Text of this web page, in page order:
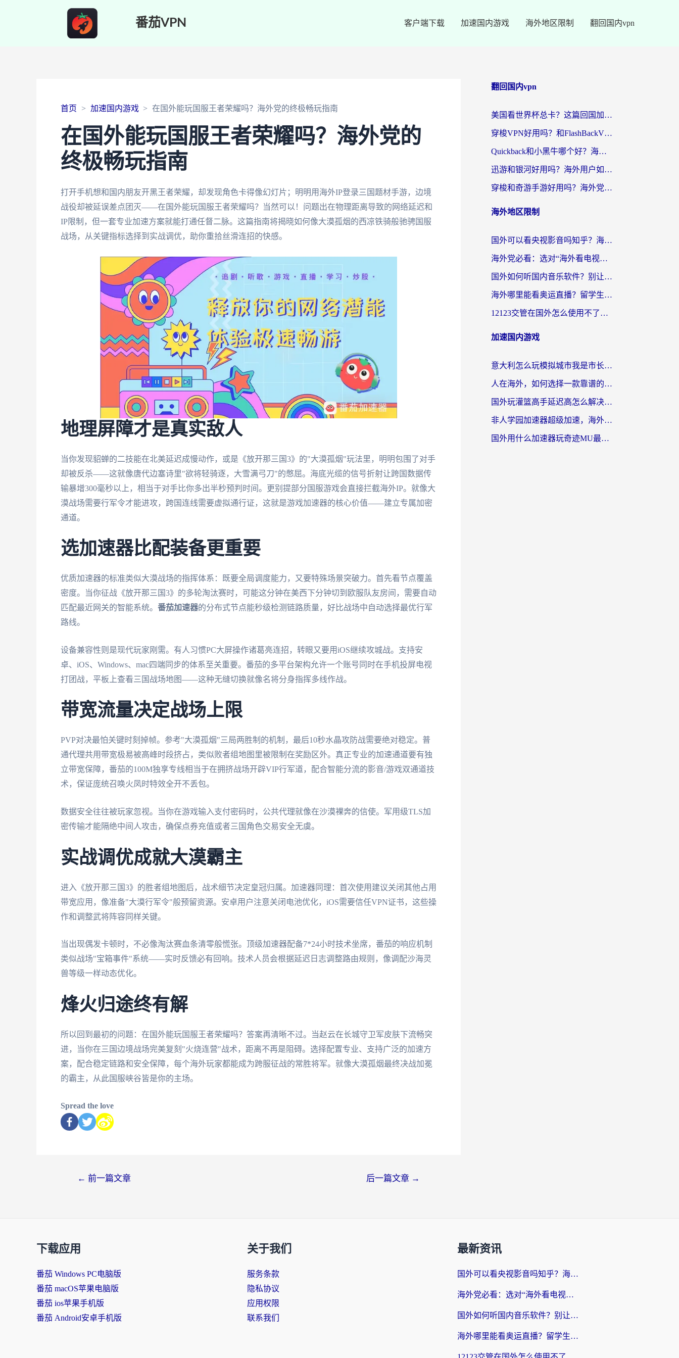
番茄VPN 客户端下载 加速国内游戏 海外地区限制 翻回国内vpn
首页 加速国内游戏 在国外能玩国服王者荣耀吗？海外党的终极畅玩指南
在国外能玩国服王者荣耀吗？海外党的
终极畅玩指南
打开手机想和国内朋友开黑王者荣耀，却发现角色卡得像幻灯片；明明用海外IP登录三国题材手游，边境
战役却被延误差点团灭——在国外能玩国服王者荣耀吗？当然可以！问题出在物理距离导致的网络延迟和
IP限制，但一套专业加速方案就能打通任督二脉。这篇指南将揭晓如何像大漠孤烟的西凉铁骑般驰骋国服
战场，从关键指标选择到实战调优，助你重拾丝滑连招的快感。
地理屏障才是真实敌人
当你发现貂蝉的二技能在北美延迟成慢动作，或是《放开那三国3》的"大漠孤烟"玩法里，明明包围了对手
却被反杀——这就像唐代边塞诗里"欲将轻骑逐，大雪满弓刀"的憋屈。海底光缆的信号折射让跨国数据传
输暴增300毫秒以上，相当于对手比你多出半秒预判时间。更别提部分国服游戏会直接拦截海外IP。就像大
漠战场需要行军令才能进攻，跨国连线需要虚拟通行证，这就是游戏加速器的核心价值——建立专属加密
通道。
选加速器比配装备更重要
优质加速器的标准类似大漠战场的指挥体系：既要全局调度能力，又要特殊场景突破力。首先看节点覆盖
密度。当你征战《放开那三国3》的多轮淘汰赛时，可能这分钟在美西下分钟切到欧服队友房间，需要自动
匹配最近网关的智能系统。 番茄加速器的分布式节点能秒级检测链路质量，好比战场中自动选择最优行军
路线。
设备兼容性则是现代玩家刚需。有人习惯PC大屏操作诸葛亮连招，转眼又要用iOS继续攻城战。支持安
卓、iOS、Windows、mac四端同步的体系至关重要。番茄的多平台架构允许一个账号同时在手机投屏电视
打团战，平板上查看三国战场地图——这种无缝切换就像名将分身指挥多线作战。
带宽流量决定战场上限
PVP对决最怕关键时刻掉帧。参考"大漠孤烟"三局两胜制的机制，最后10秒水晶攻防战需要绝对稳定。普
通代理共用带宽极易被高峰时段挤占，类似败者组地图里被限制在奖励区外。真正专业的加速通道要有独
立带宽保障，番茄的100M独享专线相当于在拥挤战场开辟VIP行军道，配合智能分流的影音/游戏双通道技
术，保证庞统召唤火凤时特效全开不丢包。
数据安全往往被玩家忽视。当你在游戏输入支付密码时，公共代理就像在沙漠裸奔的信使。军用级TLS加
密传输才能隔绝中间人攻击，确保点券充值或者三国角色交易安全无虞。
实战调优成就大漠霸主
进入《放开那三国3》的胜者组地图后，战术细节决定皇冠归属。加速器同理：首次使用建议关闭其他占用
带宽应用，像准备"大漠行军令"般预留资源。安卓用户注意关闭电池优化，iOS需要信任VPN证书，这些操
作和调整武将阵容同样关键。
当出现偶发卡顿时，不必像淘汰赛血条清零般慌张。顶级加速器配备7*24小时技术坐席，番茄的响应机制
类似战场"宝箱事件"系统——实时反馈必有回响。技术人员会根据延迟日志调整路由规则，像调配沙海灵
兽等级一样动态优化。
烽火归途终有解
所以回到最初的问题：在国外能玩国服王者荣耀吗？答案再清晰不过。当赵云在长城守卫军皮肤下流畅突
进，当你在三国边境战场完美复刻"火烧连营"战术，距离不再是阻碍。选择配置专业、支持广泛的加速方
案，配合稳定链路和安全保障，每个海外玩家都能成为跨服征战的常胜将军。就像大漠孤烟最终决战加冕
的霸主，从此国服峡谷皆是你的主场。
Spread the love
← 前一篇文章 后一篇文章 →
翻回国内vpn
美国看世界杯总卡？这篇回国加速器指南帮你无缝刷国内资源（附苹果手机VPN设置步骤）
穿梭VPN好用吗？和FlashBackVPN对比哪个回国效果更好？
Quickback和小黑牛哪个好？海外党亲测指南，选对回国加速器秒回国内
迅游和银河好用吗？海外用户如何选择回国加速器实现无缝访问国内资源
穿梭和奇游手游好用吗？海外党亲测3款回国加速器，附蜜蜂加速器七天试用攻略
海外地区限制
国外可以看央视影音吗知乎？海外党亲测有效的回国加速方案
海外党必看：选对“海外看电视剧软件”，再也不用愁国内剧刷不了
国外如何听国内音乐软件？别让地域限制，断了你的中文歌单
海外哪里能看奥运直播？留学生&海外华人必看的体育赛事观赛终极指南
12123交管在国外怎么使用不了？海外华人必看的无缝访问国内资源指南
加速国内游戏
意大利怎么玩模拟城市我是市长？海外党国服游戏加速终极攻略（附三国3量子特攻解决办法）
人在海外，如何选择一款靠谱的玩剑灵2加速器？
国外玩灌篮高手延迟高怎么解决？海外玩家国服游戏加速终极指南
非人学园加速器超级加速，海外玩家重返国服的通行证
国外用什么加速器玩奇迹MU最好？2026海外玩家国服游戏加速全攻略
下载应用
番茄 Windows PC电脑版
番茄 macOS苹果电脑版
番茄 ios苹果手机版
番茄 Android安卓手机版
关于我们
服务条款
隐私协议
应用权限
联系我们
最新资讯
国外可以看央视影音吗知乎？海外党亲测有效的回国加速方案
海外党必看：选对“海外看电视剧软件”，再也不用愁国内剧刷不了
国外如何听国内音乐软件？别让地域限制，断了你的中文歌单
海外哪里能看奥运直播？留学生&海外华人必看的体育赛事观赛终极指南